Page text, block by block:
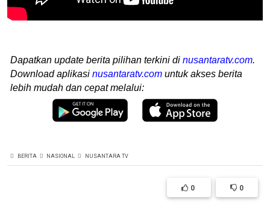
Dapatkan update berita pilihan terkini di nusantaratv.com.
Download aplikasi nusantaratv.com untuk akses berita
lebih mudah dan cepat melalui:
BERITA NASIONAL NUSANTARA TV
0 0